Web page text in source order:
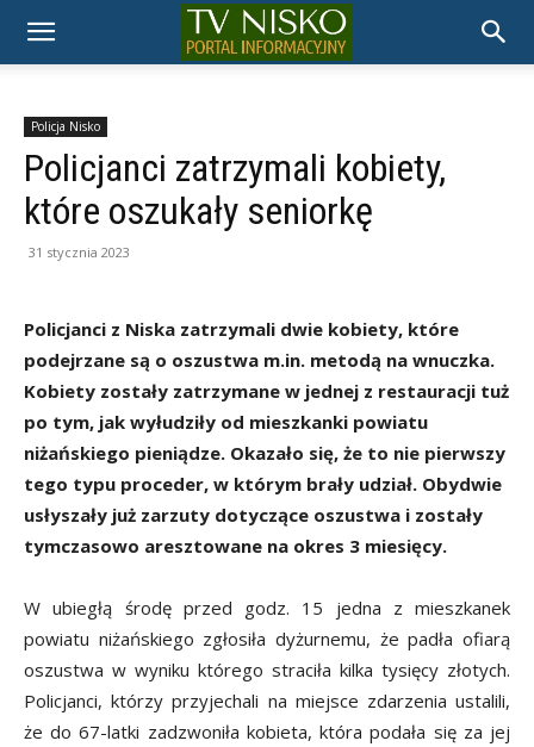
TELEWIZJA
NISKO
Policja Nisko
Policjanci zatrzymali kobiety,
które oszukały seniorkę
31 stycznia 2023
Policjanci z Niska zatrzymali dwie kobiety, które
podejrzane są o oszustwa m.in. metodą na wnuczka.
Kobiety zostały zatrzymane w jednej z restauracji tuż
po tym, jak wyłudziły od mieszkanki powiatu
niżańskiego pieniądze. Okazało się, że to nie pierwszy
tego typu proceder, w którym brały udział. Obydwie
usłyszały już zarzuty dotyczące oszustwa i zostały
tymczasowo aresztowane na okres 3 miesięcy.
W ubiegłą środę przed godz. 15 jedna z mieszkanek
powiatu niżańskiego zgłosiła dyżurnemu, że padła ofiarą
oszustwa w wyniku którego straciła kilka tysięcy złotych.
Policjanci, którzy przyjechali na miejsce zdarzenia ustalili,
że do 67-latki zadzwoniła kobieta, która podała się za jej